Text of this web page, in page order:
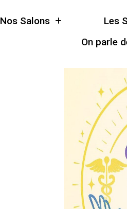
Nos Salons Les
On parle